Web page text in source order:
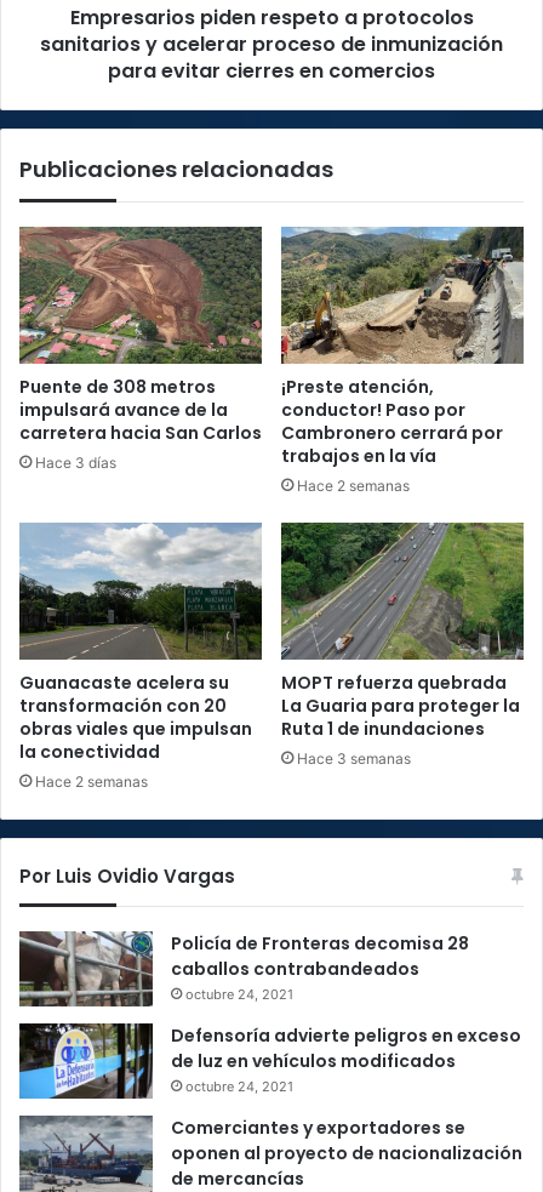
inmunización
cierres
comercios
Empresarios piden respeto a protocolos
sanitarios y acelerar proceso de inmunización
para evitar cierres en comercios
Publicaciones relacionadas
Puente de 308 metros
impulsará avance de la
carretera hacia San Carlos
Hace 3 días
¡Preste atención,
conductor! Paso por
Cambronero cerrará por
trabajos en la vía
Hace 2 semanas
Guanacaste acelera su
transformación con 20
obras viales que impulsan
la conectividad
Hace 2 semanas
MOPT refuerza quebrada
La Guaria para proteger la
Ruta 1 de inundaciones
Hace 3 semanas
Por Luis Ovidio Vargas
Policía de Fronteras decomisa 28
caballos contrabandeados
octubre 24, 2021
Defensoría advierte peligros en exceso
de luz en vehículos modificados
octubre 24, 2021
Comerciantes y exportadores se
oponen al proyecto de nacionalización
de mercancías